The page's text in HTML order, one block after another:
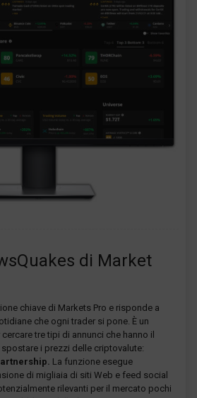
di Market
chiave di Markets Pro e risponde a
che ogni trader si pone. È un
tre tipi di annunci che hanno il
i prezzi delle criptovalute:
La funzione esegue
di migliaia di siti Web e feed social
rilevanti per il mercato pochi